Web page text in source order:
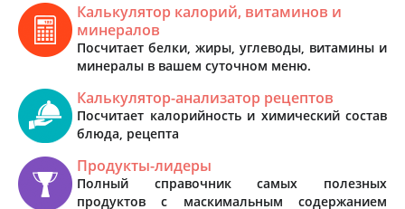
Калькулятор калорий, витаминов и
минералов
Посчитает белки, жиры, углеводы, витамины и
минералы в вашем суточном меню.
Калькулятор-анализатор рецептов
Посчитает калорийность и химический состав
блюда, рецепта
Продукты-лидеры
Полный справочник самых полезных
продуктов с маскимальным содержанием